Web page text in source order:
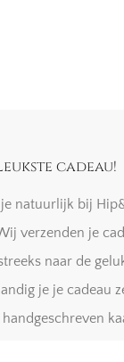
cadeau!
natuurlijk bij
verzenden je
naar de
je je cadeau